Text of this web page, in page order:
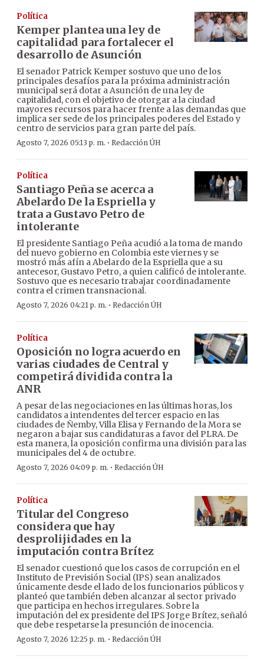
Política
Kemper plantea una ley de
capitalidad para fortalecer el
desarrollo de Asunción
El senador Patrick Kemper sostuvo que uno de los
principales desafíos para la próxima administración
municipal será dotar a Asunción de una ley de
capitalidad, con el objetivo de otorgar a la ciudad
mayores recursos para hacer frente a las demandas que
implica ser sede de los principales poderes del Estado y
centro de servicios para gran parte del país.
Agosto 7, 2026 05:13 p. m. · Redacción ÚH
Política
Santiago Peña se acerca a
Abelardo De la Espriella y
trata a Gustavo Petro de
intolerante
El presidente Santiago Peña acudió a la toma de mando
del nuevo gobierno en Colombia este viernes y se
mostró más afín a Abelardo de la Espriella que a su
antecesor, Gustavo Petro, a quien calificó de intolerante.
Sostuvo que es necesario trabajar coordinadamente
contra el crimen transnacional.
Agosto 7, 2026 04:21 p. m. · Redacción ÚH
Política
Oposición no logra acuerdo en
varias ciudades de Central y
competirá dividida contra la
ANR
A pesar de las negociaciones en las últimas horas, los
candidatos a intendentes del tercer espacio en las
ciudades de Ñemby, Villa Elisa y Fernando de la Mora se
negaron a bajar sus candidaturas a favor del PLRA. De
esta manera, la oposición confirma una división para las
municipales del 4 de octubre.
Agosto 7, 2026 04:09 p. m. · Redacción ÚH
Política
Titular del Congreso
considera que hay
desprolijidades en la
imputación contra Brítez
El senador cuestionó que los casos de corrupción en el
Instituto de Previsión Social (IPS) sean analizados
únicamente desde el lado de los funcionarios públicos y
planteó que también deben alcanzar al sector privado
que participa en hechos irregulares. Sobre la
imputación del ex presidente del IPS Jorge Brítez, señaló
que debe respetarse la presunción de inocencia.
Agosto 7, 2026 12:25 p. m. · Redacción ÚH